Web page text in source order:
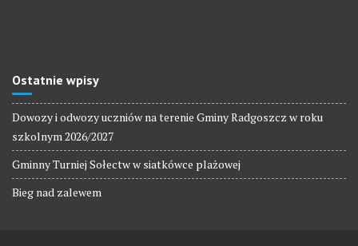
Ostatnie wpisy
Dowozy i odwozy uczniów na terenie Gminy Radgoszcz w roku
szkolnym 2026/2027
Gminny Turniej Sołectw w siatkówce plażowej
Bieg nad zalewem